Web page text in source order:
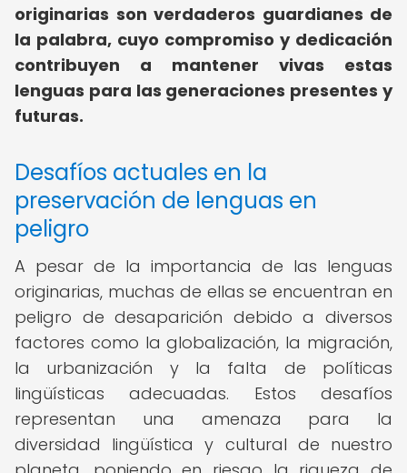
originarias son verdaderos guardianes de
la palabra, cuyo compromiso y dedicación
contribuyen a mantener vivas estas
lenguas para las generaciones presentes y
futuras.
Desafíos actuales en la
preservación de lenguas en
peligro
A pesar de la importancia de las lenguas
originarias, muchas de ellas se encuentran en
peligro de desaparición debido a diversos
factores como la globalización, la migración,
la urbanización y la falta de políticas
lingüísticas adecuadas. Estos desafíos
representan una amenaza para la
diversidad lingüística y cultural de nuestro